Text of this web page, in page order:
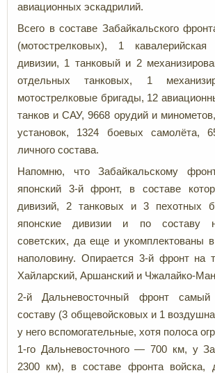
авиационных эскадрилий.
Всего в составе Забайкальского
(мотострелковых), 1
дивизии, 1 танковый и 2
отдельных танковых, 1
мотострелковые бригады, 12
танков и САУ, 9668 орудий и
установок, 1324 боевых самолёта,
личного состава.
Напомню, что Забайкальскому
японский 3-й фронт, в составе
дивизий, 2 танковых и 3 пехотных
японские дивизии и по составу
советских, да еще и укомплектованы
наполовину. Опирается 3-й фронт на
Хайларский, Аршанский и Чжалайко-
2-й Дальневосточный фронт
составу (3 общевойсковых и 1
у него вспомогательные, хотя полоса
1-го Дальневосточного — 700 км, у
2300 км), в составе фронта войска,